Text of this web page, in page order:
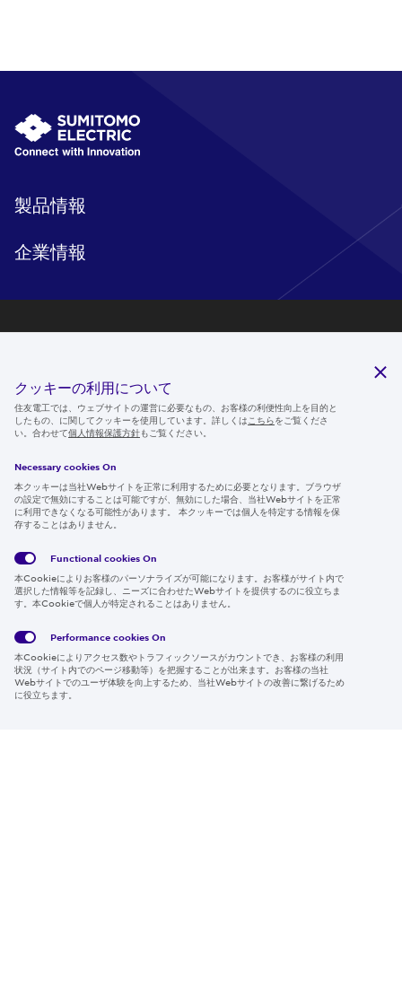
製品情報
企業情報
ニュースルーム
IR情報
採用情報
Global
Policy
サイト
約
Region & Language:
Japan | JP
クッキーの利用について
住友電工では、ウェブサイトの運営に必要なもの、お客様の利便性向上を目的と
したもの、に関してクッキーを使用しています。詳しくは こちらをご覧くださ
い。合わせて個人情報保護方針もご覧ください。
Necessary cookies On
本クッキーは当社Webサイトを正常に利用するために必要となります。ブラウザ
の設定で無効にすることは可能ですが、無効にした場合、当社Webサイトを正常
に利用できなくなる可能性があります。 本クッキーでは個人を特定する情報を保
存することはありません。
Functional cookies On
本Cookieによりお客様のパーソナライズが可能になります。お客様がサイト内で
選択した情報等を記録し、ニーズに合わせたWebサイトを提供するのに役立ちま
す。本Cookieで個人が特定されることはありません。
Performance cookies On
本Cookieによりアクセス数やトラフィックソースがカウントでき、お客様の利用
状況（サイト内でのページ移動等）を把握することが出来ます。お客様の当社
Webサイトでのユーザ体験を向上するため、当社Webサイトの改善に繋げるため
に役立ちます。